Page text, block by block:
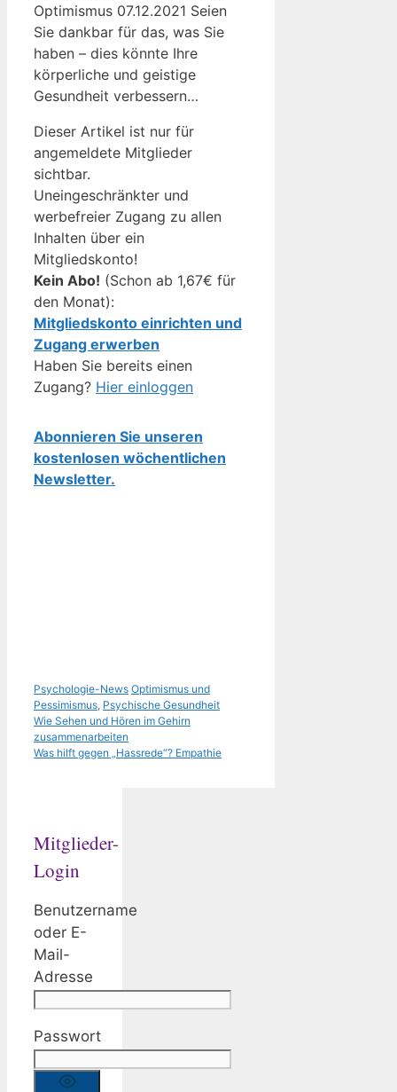
Optimismus 07.12.2021 Seien
Sie dankbar für das, was Sie
haben – dies könnte Ihre
körperliche und geistige
Gesundheit verbessern…
Dieser Artikel ist nur für
angemeldete Mitglieder
sichtbar.
Uneingeschränkter und
werbefreier Zugang zu allen
Inhalten über ein
Mitgliedskonto!
Kein Abo! (Schon ab 1,67€ für
den Monat):
Mitgliedskonto einrichten und
Zugang erwerben
Haben Sie bereits einen
Zugang? Hier einloggen
Abonnieren Sie unseren
kostenlosen wöchentlichen
Newsletter.
Kategorien
Psychologie-News Schlagwörter
Optimismus und
Pessimismus Psychische Gesundheit
Wie Sehen und Hören im Gehirn
zusammenarbeiten
Was hilft gegen „Hassrede“? Empathie
Mitglieder-
Login
Benutzername
oder E-
Mail-
Adresse
Passwort